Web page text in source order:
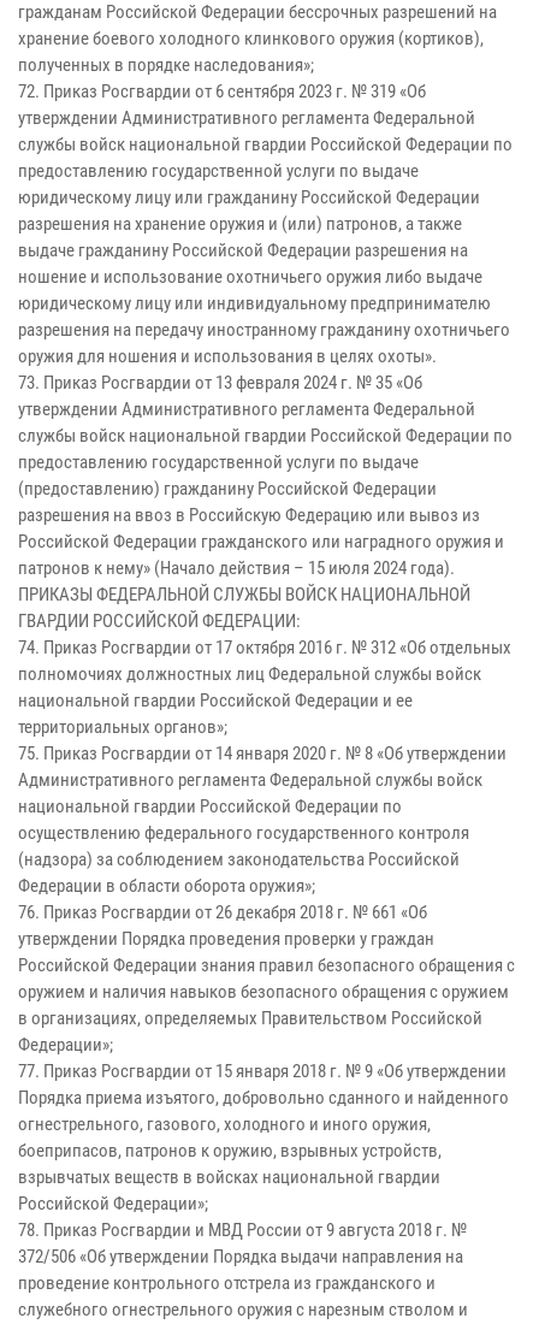
гражданам Российской Федерации бессрочных разрешений на
хранение боевого холодного клинкового оружия (кортиков),
полученных в порядке наследования»;
72. Приказ Росгвардии от 6 сентября 2023 г. № 319 «Об
утверждении Административного регламента Федеральной
службы войск национальной гвардии Российской Федерации по
предоставлению государственной услуги по выдаче
юридическому лицу или гражданину Российской Федерации
разрешения на хранение оружия и (или) патронов, а также
выдаче гражданину Российской Федерации разрешения на
ношение и использование охотничьего оружия либо выдаче
юридическому лицу или индивидуальному предпринимателю
разрешения на передачу иностранному гражданину охотничьего
оружия для ношения и использования в целях охоты».
73. Приказ Росгвардии от 13 февраля 2024 г. № 35 «Об
утверждении Административного регламента Федеральной
службы войск национальной гвардии Российской Федерации по
предоставлению государственной услуги по выдаче
(предоставлению) гражданину Российской Федерации
разрешения на ввоз в Российскую Федерацию или вывоз из
Российской Федерации гражданского или наградного оружия и
патронов к нему» (Начало действия – 15 июля 2024 года).
ПРИКАЗЫ ФЕДЕРАЛЬНОЙ СЛУЖБЫ ВОЙСК НАЦИОНАЛЬНОЙ
ГВАРДИИ РОССИЙСКОЙ ФЕДЕРАЦИИ:
74. Приказ Росгвардии от 17 октября 2016 г. № 312 «Об отдельных
полномочиях должностных лиц Федеральной службы войск
национальной гвардии Российской Федерации и ее
территориальных органов»;
75. Приказ Росгвардии от 14 января 2020 г. № 8 «Об утверждении
Административного регламента Федеральной службы войск
национальной гвардии Российской Федерации по
осуществлению федерального государственного контроля
(надзора) за соблюдением законодательства Российской
Федерации в области оборота оружия»;
76. Приказ Росгвардии от 26 декабря 2018 г. № 661 «Об
утверждении Порядка проведения проверки у граждан
Российской Федерации знания правил безопасного обращения с
оружием и наличия навыков безопасного обращения с оружием
в организациях, определяемых Правительством Российской
Федерации»;
77. Приказ Росгвардии от 15 января 2018 г. № 9 «Об утверждении
Порядка приема изъятого, добровольно сданного и найденного
огнестрельного, газового, холодного и иного оружия,
боеприпасов, патронов к оружию, взрывных устройств,
взрывчатых веществ в войсках национальной гвардии
Российской Федерации»;
78. Приказ Росгвардии и МВД России от 9 августа 2018 г. №
372/506 «Об утверждении Порядка выдачи направления на
проведение контрольного отстрела из гражданского и
служебного огнестрельного оружия с нарезным стволом и